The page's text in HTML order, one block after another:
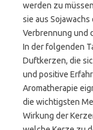
werden zu
sie aus
Verbrennung und
In der folgenden
Duftkerzen, die
und positive
Aromatherapie
die wichtigsten
Wirkung der